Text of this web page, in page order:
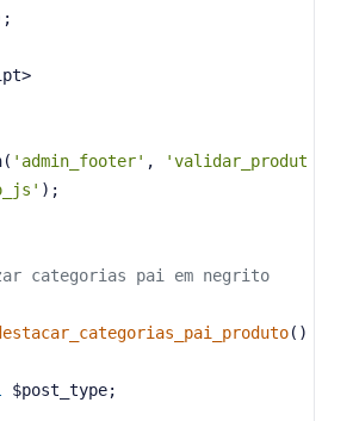
'admin_footer' ,
'validar_produt
);
categorias pai em negrito
()
$post_type;